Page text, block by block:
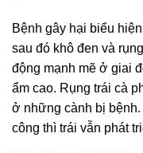
Bệnh gây hại biểu
sau đó khô đen và
động mạnh mẽ ở giai
ẩm cao. Rụng trái cà
ở những cành bị
công thì trái vẫn phát